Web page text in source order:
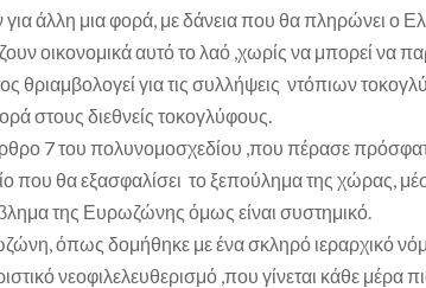
άλλη μια φορά, με δάνεια που θα πληρώνει ο
οικονομικά αυτό το λαό ,χωρίς να μπορεί να
θριαμβολογεί για τις συλλήψεις ντόπιων
στους διεθνείς τοκογλύφους.
7 του πολυνομοσχεδίου ,που πέρασε
που θα εξασφαλίσει το ξεπούλημα της χώρας,
της Ευρωζώνης όμως είναι συστημικό.
όπως δομήθηκε με ένα σκληρό ιεραρχικό
νεοφιλελευθερισμό ,που γίνεται κάθε μέρα